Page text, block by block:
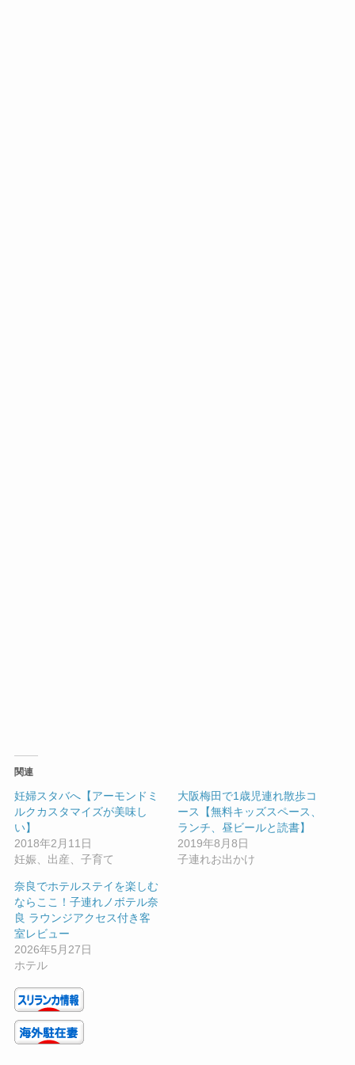
関連
妊婦スタバへ【アーモンドミ
ルクカスタマイズが美味し
い】
2018年2月11日
妊娠、出産、子育て
大阪梅田で1歳児連れ散歩コ
ース【無料キッズスペース、
ランチ、昼ビールと読書】
2019年8月8日
子連れお出かけ
奈良でホテルステイを楽しむ
ならここ！子連れノボテル奈
良 ラウンジアクセス付き客
室レビュー
2026年5月27日
ホテル